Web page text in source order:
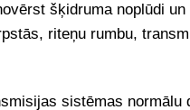
šķidruma noplūdi
riteņu rumbu,
sistēmas